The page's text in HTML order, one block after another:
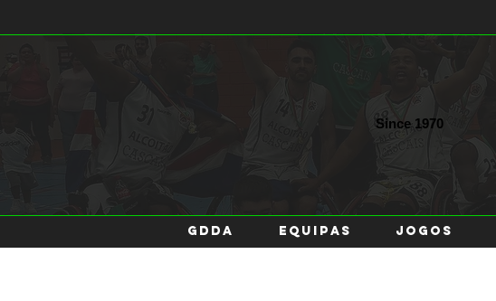
Since 1970
GDDA EQUIPAS JOGOS